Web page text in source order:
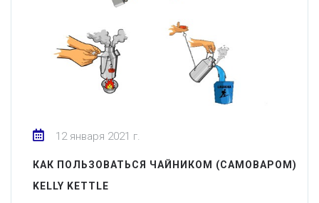
12 января 2021 г.
КАК ПОЛЬЗОВАТЬСЯ ЧАЙНИКОМ (САМОВАРОМ)
KELLY KETTLE